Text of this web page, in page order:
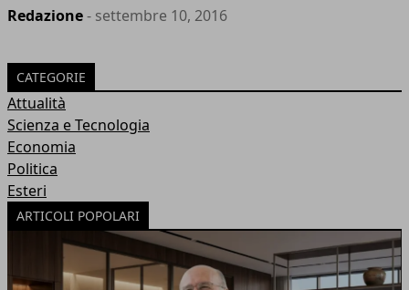
Redazione- settembre 10, 2016
CATEGORIE
Attualità
Scienza e Tecnologia
Economia
Politica
Esteri
ARTICOLI POPOLARI